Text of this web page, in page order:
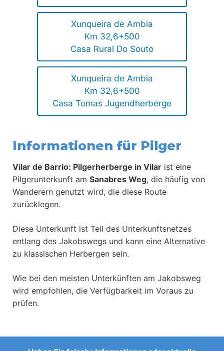
Xunqueira de Ambia
Km 32,6+500
Casa Rural Do Souto
Xunqueira de Ambia
Km 32,6+500
Casa Tomas Jugendherberge
Informationen für Pilger
Vilar de Barrio: Pilgerherberge in Vilar ist eine
Pilgerunterkunft am Sanabres Weg, die häufig von
Wanderern genutzt wird, die diese Route
zurücklegen.
Diese Unterkunft ist Teil des Unterkunftsnetzes
entlang des Jakobswegs und kann eine Alternative
zu klassischen Herbergen sein.
Wie bei den meisten Unterkünften am Jakobsweg
wird empfohlen, die Verfügbarkeit im Voraus zu
prüfen.